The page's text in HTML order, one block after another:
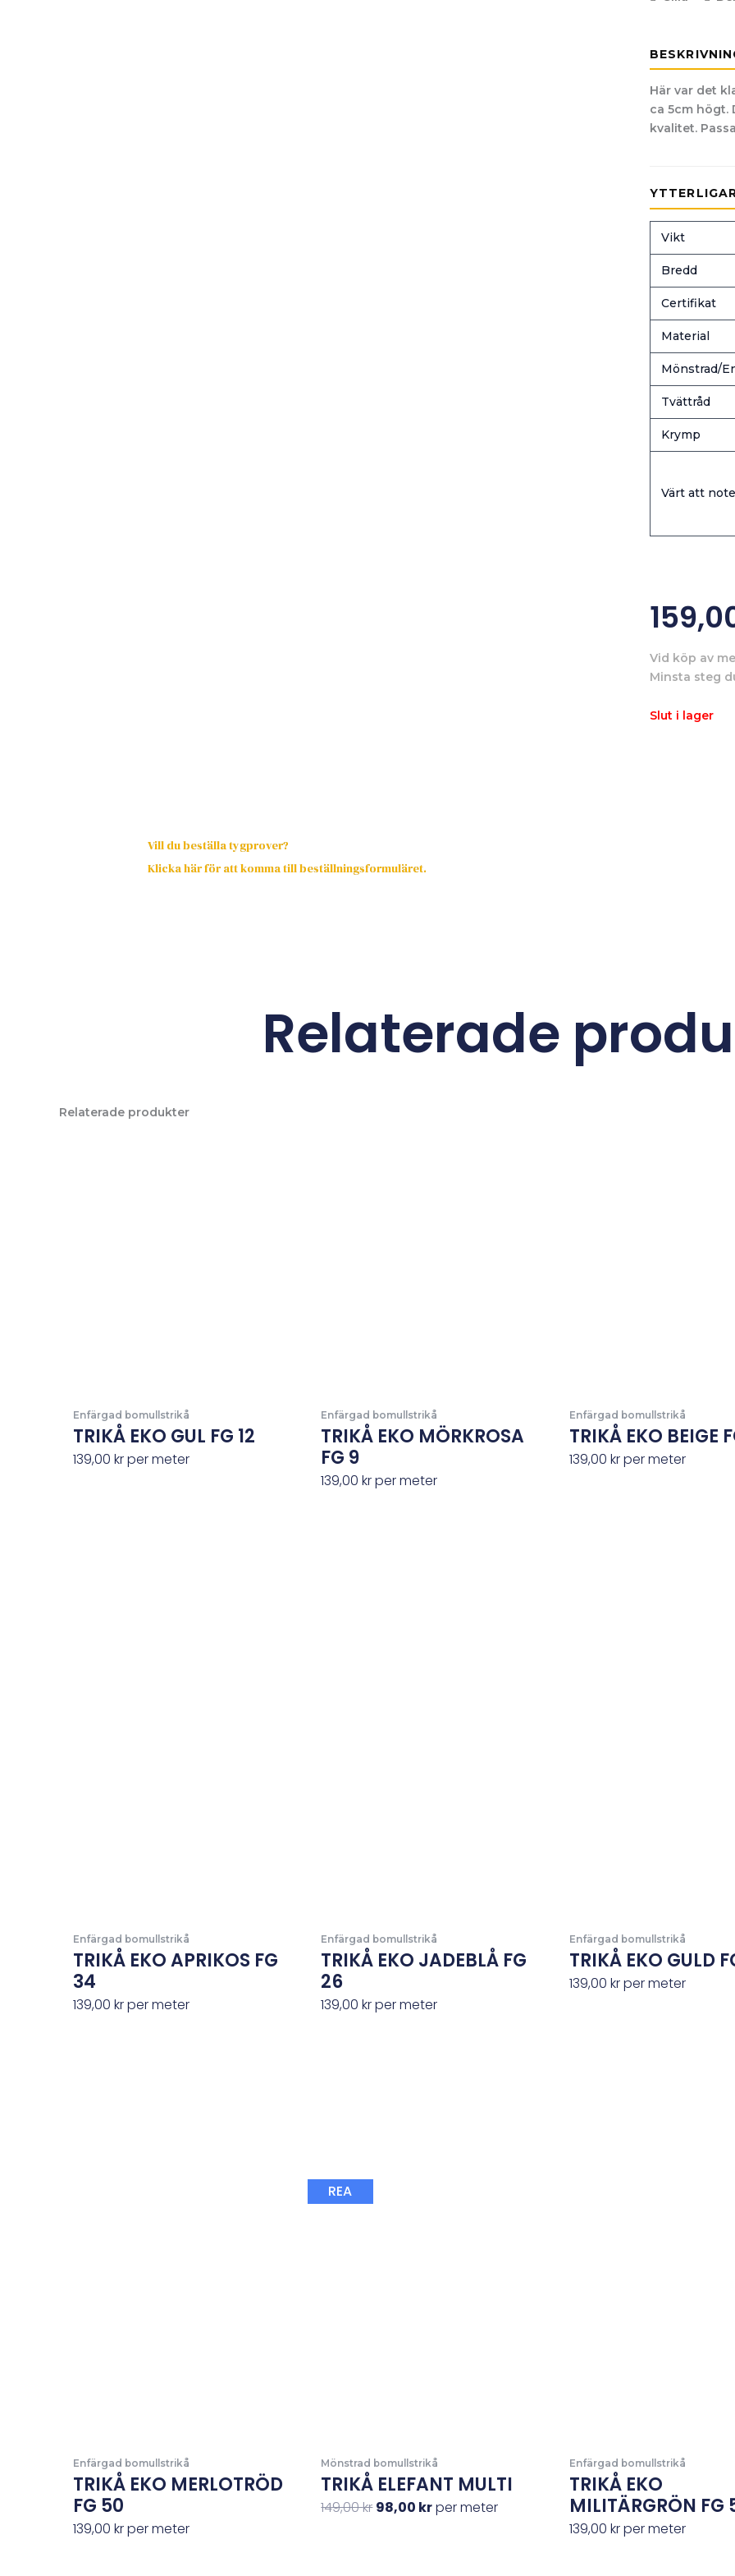
Här var det
ca 5cm
kvalitet.
Vikt
Bredd
Certifikat
Material
Mönstrad/
Tvättråd
Krymp
Värt att
Vid köp av
Minsta steg
Slut i lager
Vill du beställa tygprover?
Klicka här för att komma till beställningsformuläret.
Relaterade
Relaterade produkter
Enfärgad bomullstrikå
TRIKÅ EKO GUL FG 12
139,00 krper meter
Enfärgad bomullstrikå
TRIKÅ EKO MÖRKROSA
FG 9
139,00krper meter
Enfärgad bomullstrikå
TRIKÅ EKO BEIGE
139,00 krper meter
Enfärgad bomullstrikå
TRIKÅ EKO APRIKOS FG
34
139,00 krper meter
Enfärgad bomullstrikå
TRIKÅ EKO JADEBLÅ FG
26
139,00krper meter
Enfärgad bomullstrikå
TRIKÅ EKO GULD
139,00 krper meter
Enfärgad bomullstrikå
TRIKÅ EKO MERLOTRÖD
FG 50
139,00 krper meter
REA
Mönstrad bomullstrikå
TRIKÅ ELEFANT MULTI
149,00kr 98,00 krper meter
Enfärgad bomullstrikå
TRIKÅ EKO
MILITÄRGRÖN FG
139,00 krper meter